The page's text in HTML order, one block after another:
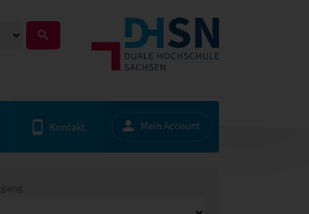
Mein Account
Kontakt